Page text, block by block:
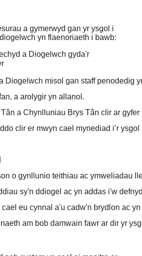
a gymerwyd gan yr ysgol i
yn flaenoriaeth i bawb:
a Diogelwch gyda'r
Diogelwch misol gan staff penodedig
a arolygir yn allanol.
a Chynlluniau Brys Tân clir ar
clir er mwyn cael mynediad i’r
o gynllunio teithiau ac ymweliadau
sy'n ddiogel ac yn addas i'w
cael eu cynnal a'u cadw'n brydlon ac
am bob damwain fawr ar dir yr